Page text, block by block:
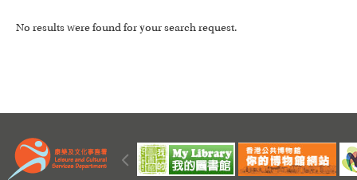
No results were found for your search request.